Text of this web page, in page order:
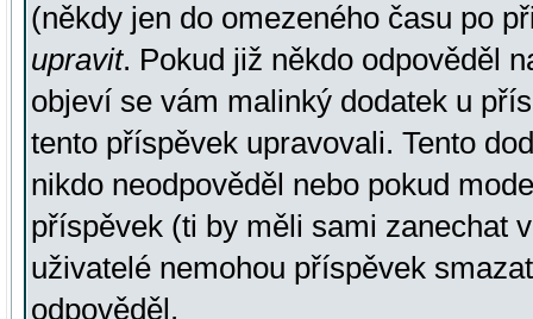
(někdy jen do omezeného času po
upravit. Pokud již někdo odpověděl
objeví se vám malinký dodatek u
tento příspěvek upravovali. Tento
nikdo neodpověděl nebo pokud
příspěvek (ti by měli sami zanechat
uživatelé nemohou příspěvek
odpověděl.